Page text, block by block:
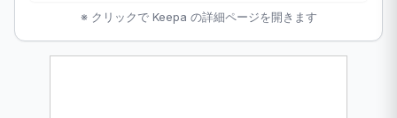
※ クリックで Keepa の詳細ページを開きます